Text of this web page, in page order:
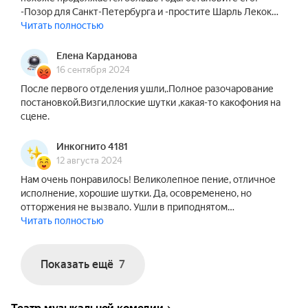
множество театральных призов и наград, стал
способность Театра музыкальной комедии
говорить со зрителем на серьёзные темы, чему
в немалой степени способствовала музыка
Георгия Фиртича.
музыка Шарля Лекока, уготовившая
композитору славное место в пантеоне
национальных героев на родине, в результате
чего «Жирофле-Жирофля» прокатились, помимо
Европы, по Северной и Южной Америкам и
-Позор для Санкт-Петербурга и -простите Шарль Лекок…
Читать полностью
Елена Карданова
16 сентября 2024
После первого отделения ушли,.Полное разочарование
постановкой.Визги,плоские шутки ,какая-то какофония на
сцене.
Инкогнито 4181
12 августа 2024
Нам очень понравилось! Великолепное пение, отличное
исполнение, хорошие шутки. Да, осовременено, но
отторжения не вызвало. Ушли в приподнятом…
Читать полностью
Показать ещё 7